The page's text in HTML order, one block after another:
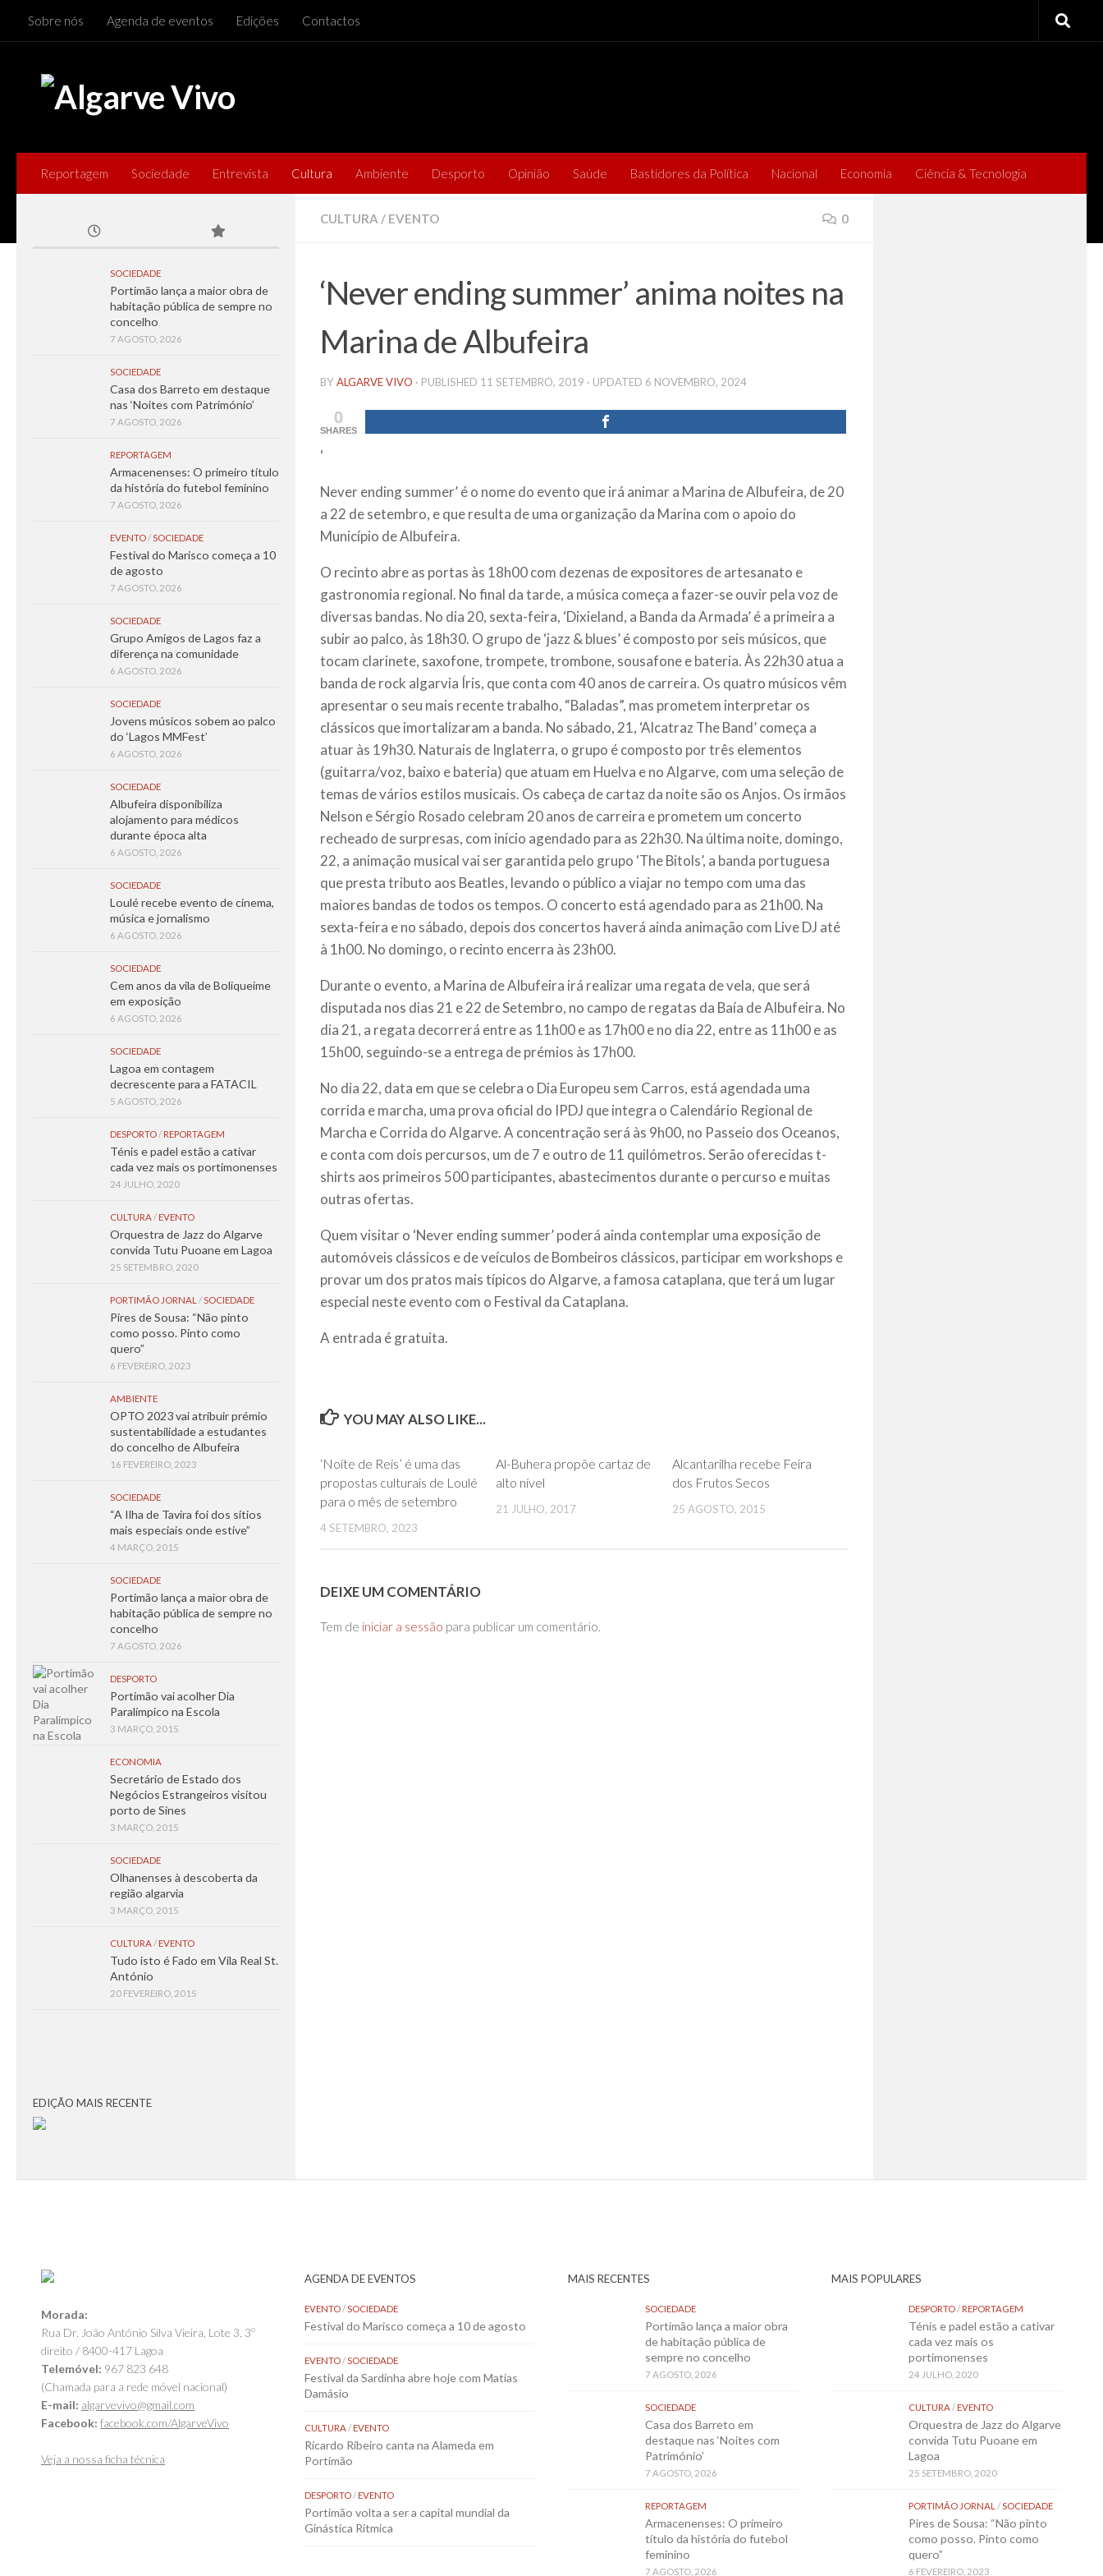
Skip to content
Sobre nós Agenda de eventos Edições Contactos
Reportagem Sociedade Entrevista Cultura Ambiente Desporto Opinião Saúde Bastidores da Política Nacional Economia Ciência & Tecnologia
CULTURA / EVENTO 0
‘Never ending summer’ anima noites na
Marina de Albufeira
BY ALGARVE VIVO · PUBLISHED 11 SETEMBRO, 2019 · UPDATED 6 NOVEMBRO, 2024
0
SHARES
‘
Never ending summer’ é o nome do evento que irá animar a Marina de Albufeira, de 20
a 22 de setembro, e que resulta de uma organização da Marina com o apoio do
Município de Albufeira.
O recinto abre as portas às 18h00 com dezenas de expositores de artesanato e
gastronomia regional. No final da tarde, a música começa a fazer-se ouvir pela voz de
diversas bandas. No dia 20, sexta-feira, ‘Dixieland, a Banda da Armada’ é a primeira a
subir ao palco, às 18h30. O grupo de ‘jazz & blues’é composto por seis músicos, que
tocam clarinete, saxofone, trompete, trombone, sousafone e bateria. Às 22h30 atua a
banda de rock algarvia Íris, que conta com 40 anos de carreira. Os quatro músicos vêm
apresentar o seu mais recente trabalho, “Baladas”, mas prometem interpretar os
clássicos que imortalizaram a banda. No sábado, 21, ‘Alcatraz The Band’ começa a
atuar às 19h30. Naturais de Inglaterra, o grupo é composto por três elementos
(guitarra/voz, baixo e bateria) que atuam em Huelva e no Algarve, com uma seleção de
temas de vários estilos musicais. Os cabeça de cartaz da noite são os Anjos. Os irmãos
Nelson e Sérgio Rosado celebram 20 anos de carreira e prometem um concerto
recheado de surpresas, com início agendado para as 22h30. Na última noite, domingo,
22, a animação musical vai ser garantida pelo grupo ‘The Bitols’, a banda portuguesa
que presta tributo aos Beatles, levando o público a viajar no tempo com uma das
maiores bandas de todos os tempos. O concerto está agendado para as 21h00. Na
sexta-feira e no sábado, depois dos concertos haverá ainda animação com Live DJ até
à 1h00. No domingo, o recinto encerra às 23h00.
Durante o evento, a Marina de Albufeira irá realizar uma regata de vela, que será
disputada nos dias 21 e 22 de Setembro, no campo de regatas da Baía de Albufeira. No
dia 21, a regata decorrerá entre as 11h00 e as 17h00 e no dia 22, entre as 11h00 e as
15h00, seguindo-se a entrega de prémios às 17h00.
No dia 22, data em que se celebra o Dia Europeu sem Carros, está agendada uma
corrida e marcha, uma prova oficial do IPDJ que integra o Calendário Regional de
Marcha e Corrida do Algarve. A concentração será às 9h00, no Passeio dos Oceanos,
e conta com dois percursos, um de 7 e outro de 11 quilómetros. Serão oferecidas t-
shirts aos primeiros 500 participantes, abastecimentos durante o percurso e muitas
outras ofertas.
Quem visitar o ‘Never ending summer’ poderá ainda contemplar uma exposição de
automóveis clássicos e de veículos de Bombeiros clássicos, participar em workshops e
provar um dos pratos mais típicos do Algarve, a famosa cataplana, que terá um lugar
especial neste evento com o Festival da Cataplana.
A entrada é gratuita.
YOU MAY ALSO LIKE...
‘Noite de Reis’ é uma das
propostas culturais de Loulé
para o mês de setembro
4 SETEMBRO, 2023
Al-Buhera propõe cartaz de
alto nível
21 JULHO, 2017
Alcantarilha recebe Feira
dos Frutos Secos
25 AGOSTO, 2015
DEIXE UM COMENTÁRIO
Tem de iniciar a sessão para publicar um comentário.
SOCIEDADE
Portimão lança a maior obra de
habitação pública de sempre no
concelho
7 AGOSTO, 2026
SOCIEDADE
Casa dos Barreto em destaque
nas ‘Noites com Património’
7 AGOSTO, 2026
REPORTAGEM
Armacenenses: O primeiro título
da história do futebol feminino
7 AGOSTO, 2026
EVENTO/SOCIEDADE
Festival do Marisco começa a 10
de agosto
7 AGOSTO, 2026
SOCIEDADE
Grupo Amigos de Lagos faz a
diferença na comunidade
6 AGOSTO, 2026
SOCIEDADE
Jovens músicos sobem ao palco
do ‘Lagos MMFest’
6 AGOSTO, 2026
SOCIEDADE
Albufeira disponibiliza
alojamento para médicos
durante época alta
6 AGOSTO, 2026
SOCIEDADE
Loulé recebe evento de cinema,
música e jornalismo
6 AGOSTO, 2026
SOCIEDADE
Cem anos da vila de Boliqueime
em exposição
6 AGOSTO, 2026
SOCIEDADE
Lagoa em contagem
decrescente para a FATACIL
5 AGOSTO, 2026
DESPORTO/ REPORTAGEM
Ténis e padel estão a cativar
cada vez mais os portimonenses
24 JULHO, 2020
CULTURA/ EVENTO
Orquestra de Jazz do Algarve
convida Tutu Puoane em Lagoa
25 SETEMBRO, 2020
PORTIMÃO JORNAL /SOCIEDADE
Pires de Sousa: “Não pinto
como posso. Pinto como
quero”
6 FEVEREIRO, 2023
AMBIENTE
OPTO 2023 vai atribuir prémio
sustentabilidade a estudantes
do concelho de Albufeira
16 FEVEREIRO, 2023
SOCIEDADE
“A Ilha de Tavira foi dos sítios
mais especiais onde estive”
4 MARÇO, 2015
SOCIEDADE
Portimão lança a maior obra de
habitação pública de sempre no
concelho
7 AGOSTO, 2026
DESPORTO
Portimão vai acolher Dia
Paralímpico na Escola
3 MARÇO, 2015
ECONOMIA
Secretário de Estado dos
Negócios Estrangeiros visitou
porto de Sines
3 MARÇO, 2015
SOCIEDADE
Olhanenses à descoberta da
região algarvia
3 MARÇO, 2015
CULTURA/ EVENTO
Tudo isto é Fado em Vila Real St.
António
20 FEVEREIRO, 2015
EDIÇÃO MAIS RECENTE
Morada:
Rua Dr. João António Silva Vieira, Lote 3, 3º
direito / 8400-417 Lagoa
Telemóvel: 967 823 648
(Chamada para a rede móvel nacional)
E-mail: algarvevivo@gmail.com
Facebook: facebook.com/AlgarveVivo
Veja a nossa ficha técnica
AGENDA DE EVENTOS
EVENTO/SOCIEDADE
Festival do Marisco começa a 10 de agosto
EVENTO/SOCIEDADE
Festival da Sardinha abre hoje com Matias
Damásio
CULTURA/EVENTO
Ricardo Ribeiro canta na Alameda em
Portimão
DESPORTO/EVENTO
Portimão volta a ser a capital mundial da
Ginástica Rítmica
MAIS RECENTES
SOCIEDADE
Portimão lança a maior obra
de habitação pública de
sempre no concelho
7 AGOSTO, 2026
SOCIEDADE
Casa dos Barreto em
destaque nas ‘Noites com
Património’
7 AGOSTO, 2026
REPORTAGEM
Armacenenses: O primeiro
título da história do futebol
feminino
7 AGOSTO, 2026
MAIS POPULARES
DESPORTO/REPORTAGEM
Ténis e padel estão a cativar
cada vez mais os
portimonenses
24 JULHO, 2020
CULTURA/EVENTO
Orquestra de Jazz do Algarve
convida Tutu Puoane em
Lagoa
25 SETEMBRO, 2020
PORTIMÃO JORNAL /SOCIEDADE
Pires de Sousa: “Não pinto
como posso. Pinto como
quero”
6 FEVEREIRO, 2023